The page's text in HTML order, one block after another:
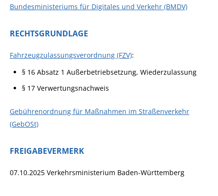
Bundesministeriums für Digitales und Verkehr (BMDV)
RECHTSGRUNDLAGE
Fahrzeugzulassungsverordnung (FZV):
§ 16 Absatz 1 Außerbetriebsetzung, Wiederzulassung
§ 17Verwertungsnachweis
Gebührenordnung für Maßnahmen im Straßenverkehr
(GebOSt)
FREIGABEVERMERK
07.10.2025 Verkehrsministerium Baden-Württemberg